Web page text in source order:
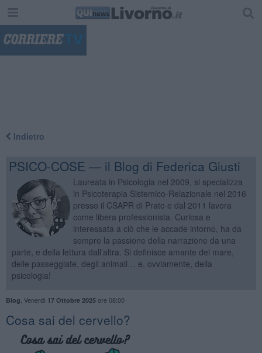
Indietro
PSICO-COSE — il Blog di Federica Giusti
Laureata in Psicologia nel 2009, si specializza
in Psicoterapia Sistemico-Relazionale nel 2016
presso il CSAPR di Prato e dal 2011 lavora
come libera professionista. Curiosa e
interessata a ciò che le accade intorno, ha da
sempre la passione della narrazione da una
parte, e della lettura dall’altra. Si definisce amante del mare,
delle passeggiate, degli animali… e, ovviamente, della
psicologia!
Blog Venerdì 17 Ottobre 2025ore 08:00
​Cosa sai del cervello?